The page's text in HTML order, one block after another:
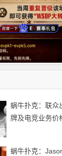
蜗牛扑克：联众
牌及电竞业务价
蜗牛扑克：